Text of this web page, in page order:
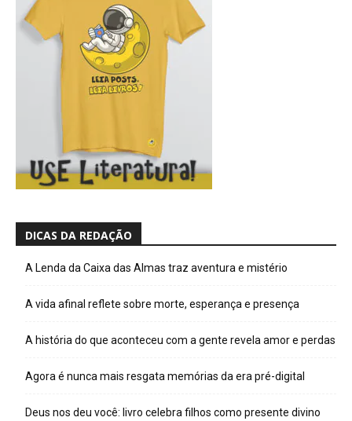
DICAS DA REDAÇÃO
A Lenda da Caixa das Almas traz aventura e mistério
A vida afinal reflete sobre morte, esperança e presença
A história do que aconteceu com a gente revela amor e perdas
Agora é nunca mais resgata memórias da era pré-digital
Deus nos deu você: livro celebra filhos como presente divino